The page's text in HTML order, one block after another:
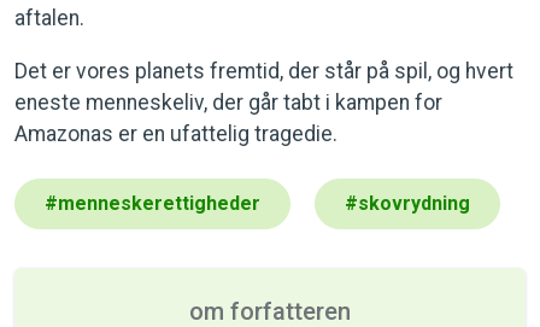
aftalen.
Det er vores planets fremtid, der står på spil, og hvert
eneste menneskeliv, der går tabt i kampen for
Amazonas er en ufattelig tragedie.
#menneskerettigheder #skovrydning
om forfatteren